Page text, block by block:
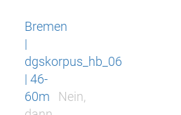
Bremen
|
dgskorpus_hb_06
| 46-
60m
Nein,